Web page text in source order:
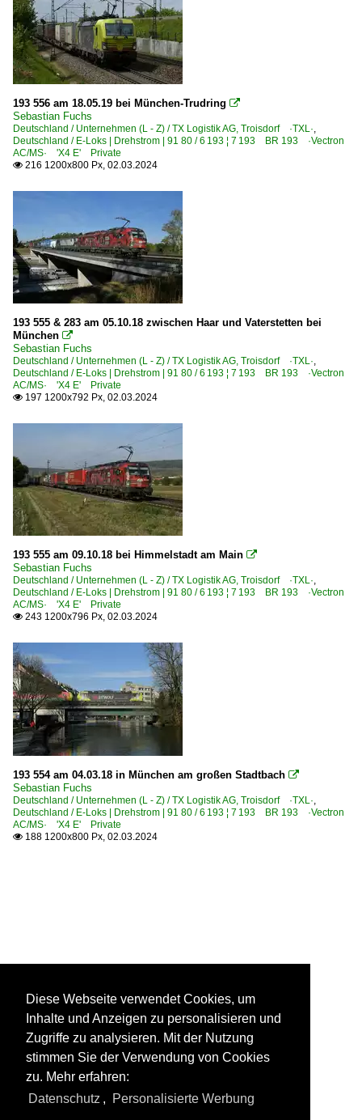
193 556 am 18.05.19 bei München-Trudring 
Sebastian Fuchs
Deutschland / Unternehmen (L - Z) / TX Logistik AG, Troisdorf ·TXL·
Deutschland / E-Loks | Drehstrom | 91 80 / 6 193 ¦ 7 193 BR 193 ·Vectron
AC/MS· 'X4 E' Private
 216 1200x800 Px, 02.03.2024
193 555 & 283 am 05.10.18 zwischen Haar und Vaterstetten bei
München 
Sebastian Fuchs
Deutschland / Unternehmen (L - Z) / TX Logistik AG, Troisdorf ·TXL·
Deutschland / E-Loks | Drehstrom | 91 80 / 6 193 ¦ 7 193 BR 193 ·Vectron
AC/MS· 'X4 E' Private
 197 1200x792 Px, 02.03.2024
193 555 am 09.10.18 bei Himmelstadt am Main 
Sebastian Fuchs
Deutschland / Unternehmen (L - Z) / TX Logistik AG, Troisdorf ·TXL·
Deutschland / E-Loks | Drehstrom | 91 80 / 6 193 ¦ 7 193 BR 193 ·Vectron
AC/MS· 'X4 E' Private
 243 1200x796 Px, 02.03.2024
193 554 am 04.03.18 in München am großen Stadtbach 
Sebastian Fuchs
Deutschland / Unternehmen (L - Z) / TX Logistik AG, Troisdorf ·TXL·
Deutschland / E-Loks | Drehstrom | 91 80 / 6 193 ¦ 7 193 BR 193 ·Vectron
AC/MS· 'X4 E' Private
 188 1200x800 Px, 02.03.2024
Diese Webseite verwendet Cookies, um
Inhalte und Anzeigen zu personalisieren und
Zugriffe zu analysieren. Mit der Nutzung
stimmen Sie der Verwendung von Cookies
zu. Mehr erfahren:
Datenschutz , Personalisierte Werbung